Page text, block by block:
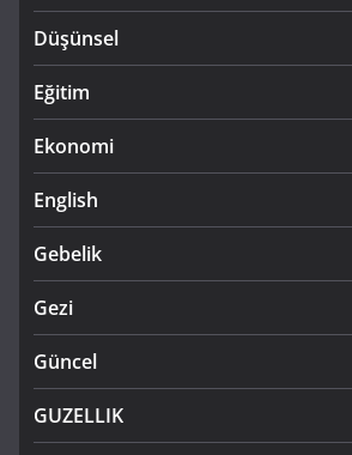
Düşünsel
Eğitim
Ekonomi
English
Gebelik
Gezi
Güncel
GUZELLIK